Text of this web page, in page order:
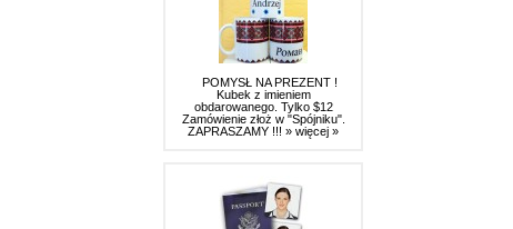
POMYSŁ NA PREZENT !
Kubek z imieniem
obdarowanego. Tylko $12
Zamówienie złoż w "Spójniku".
ZAPRASZAMY !!! » więcej »